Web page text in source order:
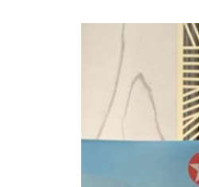
Identificación
conductor
Descubrir